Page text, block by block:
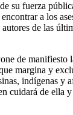
su fuerza
a los
de las
de
margina y
indígenas
cuidará de